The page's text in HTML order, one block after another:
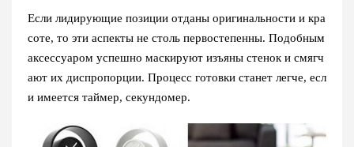
Если лидирующие позиции отданы оригинальности и кра
соте, то эти аспекты не столь первостепенны. Подобным
аксессуаром успешно маскируют изъяны стенок и смягч
ают их диспропорции. Процесс готовки станет легче, есл
и имеется таймер, секундомер.